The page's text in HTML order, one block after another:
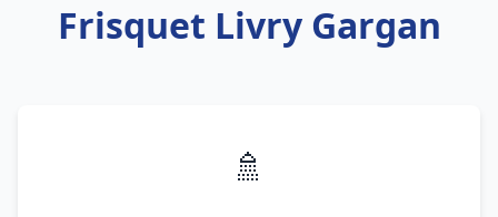
Frisquet Livry Gargan
🚿